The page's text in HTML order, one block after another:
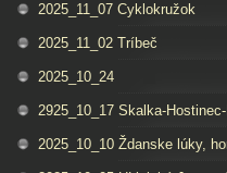
2025_11_07 Cyklokružok
2025_11_02 Tríbeč
2025_10_24
2925_10_17 Skalka-
2025_10_10 Ždanske lúky,